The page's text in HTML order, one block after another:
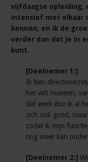
vijfdaagse opleiding,
intensief met elkaar
kennen, en ik de
verder dan dat je in
kunt.
[Deelnemer 1:]
Ik ben
het wilt noemen,
dat werk doe ik al
zich ook goed,
zodat ik mijn
nog meer kan
[Deelnemer 2:]